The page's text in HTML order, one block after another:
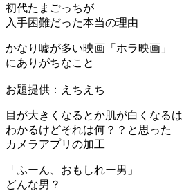
初代たまごっちが
入手困難だった本当の理由
かなり嘘が多い映画「ホラ映画」
にありがちなこと
お題提供：えちえち
目が大きくなるとか肌が白くなるは
わかるけどそれは何？？と思った
カメラアプリの加工
「ふーん、おもしれー男」
どんな男？